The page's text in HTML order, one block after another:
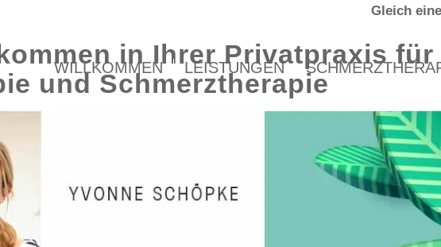
Gleich
WILLKOMMEN LEISTUNGEN
in Ihrer Privatpraxis für
und Schmerztherapie